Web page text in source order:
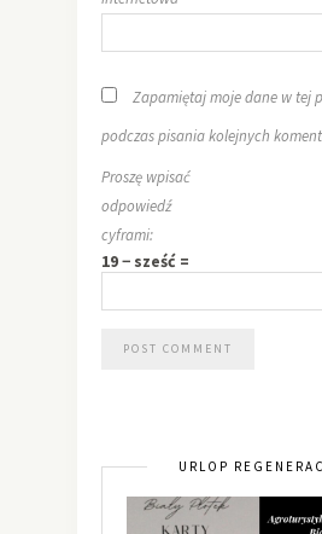
Zapamiętaj moje dane w tej
podczas pisania kolejnych
Proszę wpisać
odpowiedź
cyframi:
19 − sześć =
URLOP